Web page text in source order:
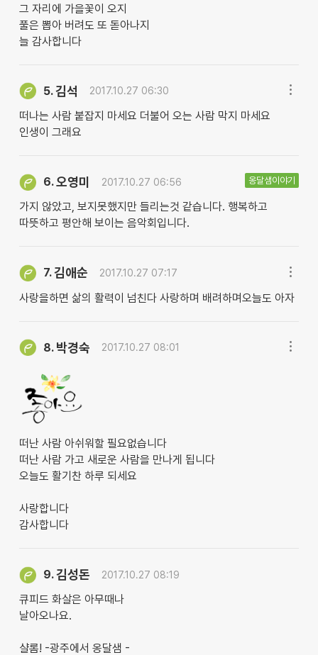
그 자리에 가을꽃이 오지
풀은 뽑아 버려도 또 돋아나지
늘 감사합니다
5.김석 2017.10.27 06:30
떠나는 사람 붙잡지 마세요 더불어 오는 사람 막지 마세요
인생이 그래요
6.오영미 2017.10.27 06:56
가지 않았고, 보지못했지만 들리는것 같습니다. 행복하고
따뜻하고 평안해 보이는 음악회입니다.
옹달샘이야기
7.김애순 2017.10.27 07:17
사랑을하면 삶의 활력이 넘친다 사랑하며 배려하며오늘도 아자
8. 박경숙 2017.10.27 08:01
떠난 사람 아쉬워할 필요없습니다
떠난 사람 가고 새로운 사람을 만나게 됩니다
오늘도 활기찬 하루 되세요
사랑합니다
감사합니다
9.김성돈 2017.10.27 08:19
큐피드 화살은 아무때나
날아오나요.
샬롬! -광주에서 옹달샘 -